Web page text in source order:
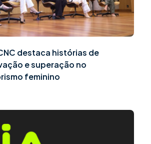
destaca histórias de
e superação no
feminino